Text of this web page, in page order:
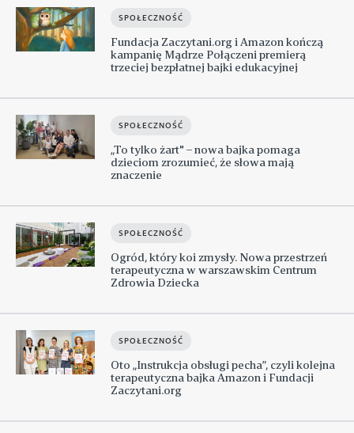
SPOŁECZNOŚĆ
Fundacja Zaczytani.org i Amazon kończą
kampanię Mądrze Połączeni premierą
trzeciej bezpłatnej bajki edukacyjnej
SPOŁECZNOŚĆ
„To tylko żart" – nowa bajka pomaga
dzieciom zrozumieć, że słowa mają
znaczenie
SPOŁECZNOŚĆ
Ogród, który koi zmysły. Nowa przestrzeń
terapeutyczna w warszawskim Centrum
Zdrowia Dziecka
SPOŁECZNOŚĆ
Oto „Instrukcja obsługi pecha”, czyli kolejna
terapeutyczna bajka Amazon i Fundacji
Zaczytani.org